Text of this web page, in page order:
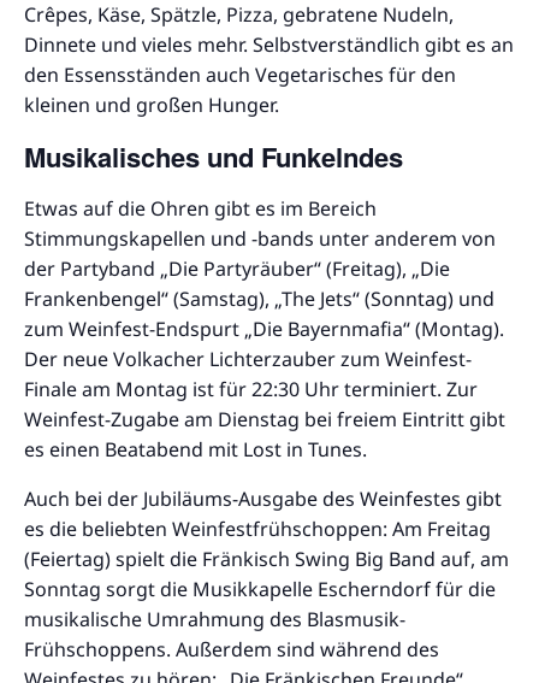
Crêpes, Käse, Spätzle, Pizza, gebratene Nudeln,
Dinnete und vieles mehr. Selbstverständlich gibt es an
den Essensständen auch Vegetarisches für den
kleinen und großen Hunger.
Musikalisches und Funkelndes
Etwas auf die Ohren gibt es im Bereich
Stimmungskapellen und -bands unter anderem von
der Partyband „Die Partyräuber“ (Freitag), „Die
Frankenbengel“ (Samstag), „The Jets“ (Sonntag) und
zum Weinfest-Endspurt „Die Bayernmafia“ (Montag).
Der neue Volkacher Lichterzauber zum Weinfest-
Finale am Montag ist für 22:30 Uhr terminiert. Zur
Weinfest-Zugabe am Dienstag bei freiem Eintritt gibt
es einen Beatabend mit Lost in Tunes.
Auch bei der Jubiläums-Ausgabe des Weinfestes gibt
es die beliebten Weinfestfrühschoppen: Am Freitag
(Feiertag) spielt die Fränkisch Swing Big Band auf, am
Sonntag sorgt die Musikkapelle Escherndorf für die
musikalische Umrahmung des Blasmusik-
Frühschoppens. Außerdem sind während des